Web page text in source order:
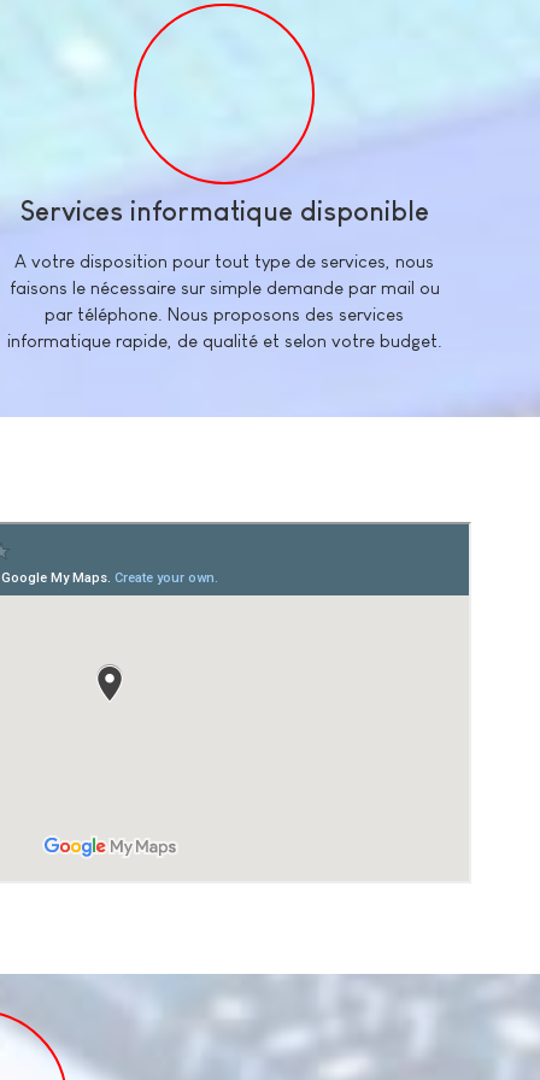
Services informatique disponible
A votre disposition pour tout type de services, nous
faisons le nécessaire sur simple demande par mail ou
par téléphone. Nous proposons des services
informatique rapide, de qualité et selon votre budget.